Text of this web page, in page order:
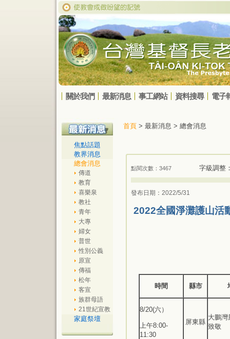
關於我們 最新消息 事工網站 資料搜尋 電子
焦點話題
教界消息
總會消息
傳道
教育
喜樂泉
教社
青年
大專
婦女
普世
性別公義
原宣
傳福
松年
客宣
族群母語
21世紀宣教
家庭祭壇
首頁 > 最新消息 > 總會消息
點閱次數：3467 字級調整
發布日期：2022/5/31
2022全國淨灘護山活
時間 縣市
8/20(六）
上午8:00-
11:30
屏東縣
大鵬灣
致敬